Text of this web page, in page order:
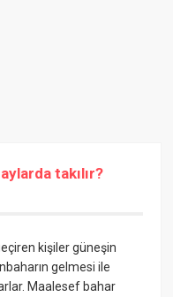
takılır?
kişiler güneşin
gelmesi ile
Maalesef bahar